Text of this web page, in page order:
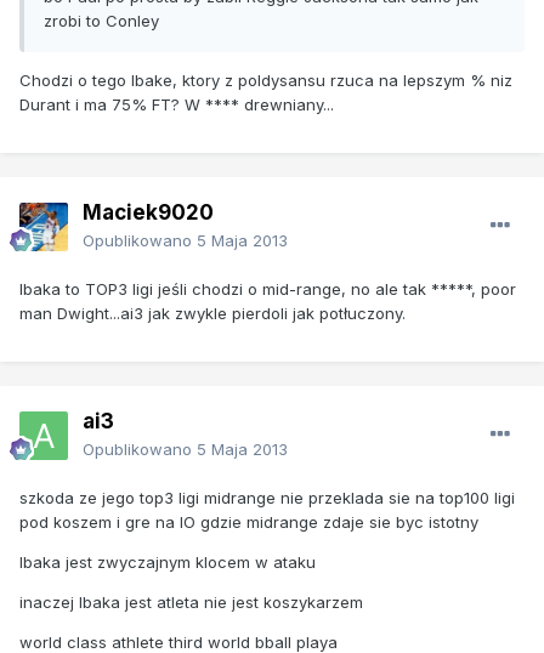
zrobi to Conley
Chodzi o tego Ibake, ktory z poldysansu rzuca na lepszym % niz
Durant i ma 75% FT? W **** drewniany...
Maciek9020
Opublikowano 5 Maja 2013
Ibaka to TOP3 ligi jeśli chodzi o mid-range, no ale tak *****, poor
man Dwight...ai3 jak zwykle pierdoli jak potłuczony.
ai3
Opublikowano 5 Maja 2013
szkoda ze jego top3 ligi midrange nie przeklada sie na top100 ligi
pod koszem i gre na IO gdzie midrange zdaje sie byc istotny
Ibaka jest zwyczajnym klocem w ataku
inaczej Ibaka jest atleta nie jest koszykarzem
world class athlete third world bball playa